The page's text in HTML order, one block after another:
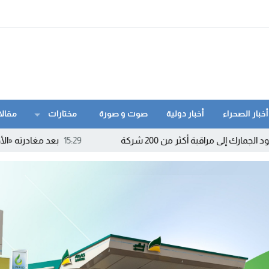
أخبار الصحراء أخبار دولية صوت و صورة مختارات
15:29 بعد مغادرته «الأحرار» من 200 شركة